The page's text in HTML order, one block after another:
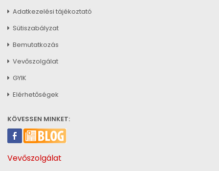
Adatkezelési tájékoztató
Sütiszabályzat
Bemutatkozás
Vevőszolgálat
GYIK
Elérhetőségek
KÖVESSEN MINKET:
Vevőszolgálat